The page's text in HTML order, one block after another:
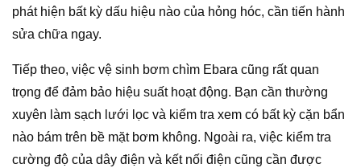
phát hiện bất kỳ dấu hiệu nào của hỏng hóc, cần tiến hành
sửa chữa ngay.
Tiếp theo, việc vệ sinh bơm chìm Ebara cũng rất quan
trọng để đảm bảo hiệu suất hoạt động. Bạn cần thường
xuyên làm sạch lưới lọc và kiểm tra xem có bất kỳ cặn bẩn
nào bám trên bề mặt bơm không. Ngoài ra, việc kiểm tra
cường độ của dây điện và kết nối điện cũng cần được